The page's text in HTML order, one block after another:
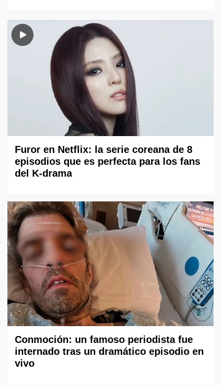
Furor en Netflix: la serie coreana de 8
episodios que es perfecta para los fans
del K-drama
Conmoción: un famoso periodista fue
internado tras un dramático episodio en
vivo